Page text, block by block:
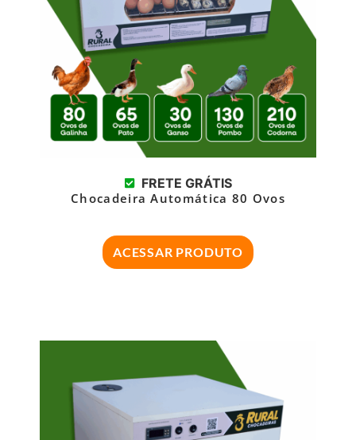
FRETE GRÁTIS
Chocadeira Automática 80 Ovos
ACESSAR PRODUTO